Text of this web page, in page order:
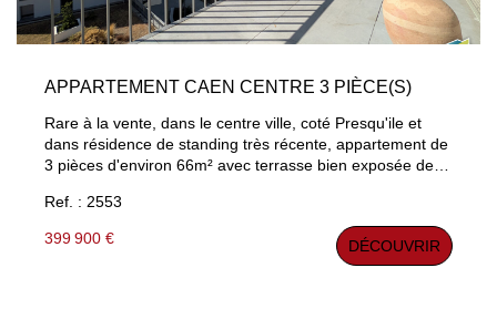
APPARTEMENT CAEN CENTRE 3 PIÈCE(S)
Rare à la vente, dans le centre ville, coté Presqu'ile et
dans résidence de standing très récente, appartement de
3 pièces d'environ 66m² avec terrasse bien exposée de
cuisine ouverte aménagée et équipée, 2 chambres, salle
d'eau, buanderie. Salle de gym dans la résidence, place
de parking privée couverte. Mérite une visite
Ref. : 2553
399 900 € DÉCOUVRIR